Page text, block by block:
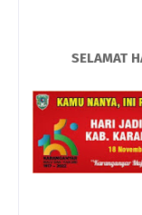
SELAMAT